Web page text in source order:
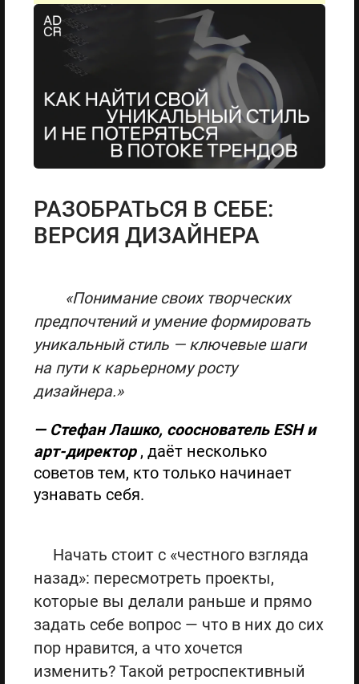
РАЗОБРАТЬСЯ В СЕБЕ:
ВЕРСИЯ ДИЗАЙНЕРА
«Понимание своих творческих
предпочтений и умение формировать
уникальный стиль — ключевые шаги
на пути к карьерному росту
дизайнера.»
— Стефан Лашко, сооснователь ESH и
арт-директор , даёт несколько
советов тем, кто только начинает
узнавать себя.
Начать стоит с «честного взгляда
назад»: пересмотреть проекты,
которые вы делали раньше и прямо
задать себе вопрос — что в них до сих
пор нравится, а что хочется
изменить? Такой ретроспективный